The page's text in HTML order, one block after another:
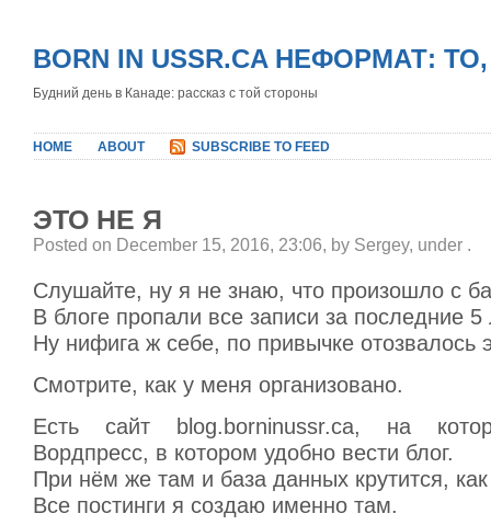
BORN IN USSR.CA НЕФОРМАТ:
Будний день в Канаде: рассказ с той стороны
HOME ABOUT SUBSCRIBE TO FEED
ЭТО НЕ Я
Posted on December 15, 2016, 23:06, by Sergey, under .
Слушайте, ну я не знаю, что произошло с
В блоге пропали все записи за последние 5
Ну нифига ж себе, по привычке отозвалось
Смотрите, как у меня организовано.
Есть сайт blog.borninussr.ca, на
Вордпресс, в котором удобно вести блог.
При нём же там и база данных крутится,
Все постинги я создаю именно там.